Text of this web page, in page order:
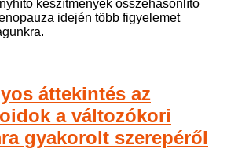
készítmények összehasonlító
idején több figyelemet
áttekintés az
a változókori
gyakorolt szerepéről